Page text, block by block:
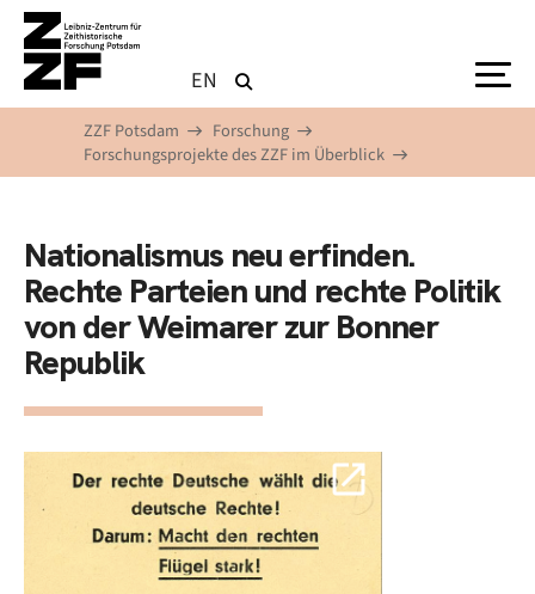
Direkt zum Inhalt
EN
ZZF Potsdam
Forschung
Forschungsprojekte des ZZF im Überblick
Nationalismus neu erfinden.
Rechte Parteien und rechte Politik
von der Weimarer zur Bonner
Republik